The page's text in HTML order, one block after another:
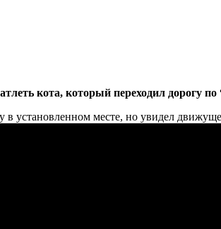
кота, который переходил дорогу
в установленном месте, но увидел